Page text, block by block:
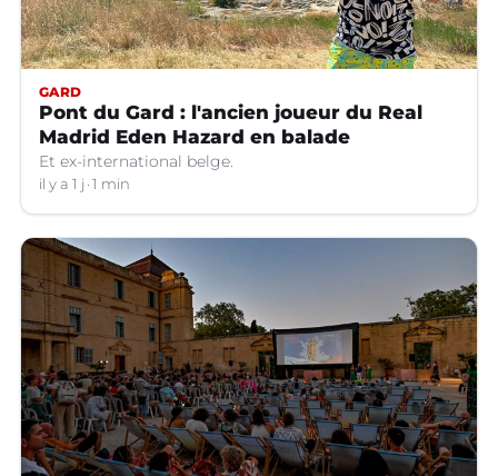
GARD
Pont du Gard : l'ancien joueur du Real
Madrid Eden Hazard en balade
Et ex-international belge.
il y a 1 j 1 min